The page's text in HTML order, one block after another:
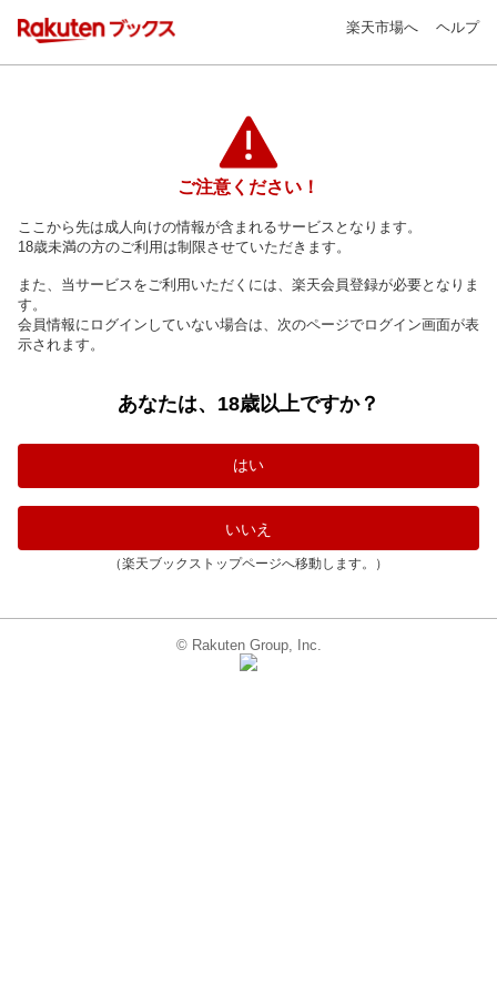
楽天市場へ ヘルプ
ご注意ください！
ここから先は成人向けの情報が含まれるサービスとなります。
18歳未満の方のご利用は制限させていただきます。
また、当サービスをご利用いただくには、楽天会員登録が必要となりま
す。
会員情報にログインしていない場合は、次のページでログイン画面が表
示されます。
あなたは、18歳以上ですか？
いいえ
（楽天ブックストップページへ移動します。）
© Rakuten Group, Inc.